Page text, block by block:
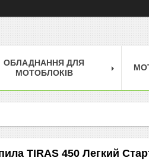
ОБЛАДНАННЯ ДЛЯ
МОТОБЛОКІВ
TIRAS 450 Легкий